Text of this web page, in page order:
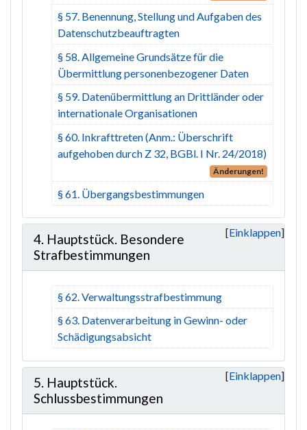
§ 57. Benennung, Stellung und Aufgaben des
Datenschutzbeauftragten
§ 58. Allgemeine Grundsätze für die
Übermittlung personenbezogener Daten
§ 59. Datenübermittlung an Drittländer oder
internationale Organisationen
§ 60. Inkrafttreten (Anm.: Überschrift
aufgehoben durch Z 32, BGBl. I Nr. 24/2018)
Änderungen!
§ 61. Übergangsbestimmungen
Einklappen
4. Hauptstück. Besondere
Strafbestimmungen
§ 62. Verwaltungsstrafbestimmung
§ 63. Datenverarbeitung in Gewinn- oder
Schädigungsabsicht
Einklappen
5. Hauptstück.
Schlussbestimmungen